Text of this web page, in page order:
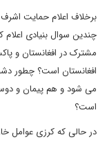
برخلاف اعلام حمایت اشرف
چندین سوال بنیادی
مشترک در افغانستان و
افغانستان است؟ چطور
می شود و هم پیمان و
است؟
در حالی که کرزی عوامل